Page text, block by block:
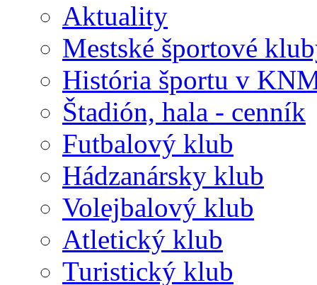
Aktuality
Mestské športové
História športu v
Štadión, hala - cenník
Futbalový klub
Hádzanársky klub
Volejbalový klub
Atletický klub
Turistický klub